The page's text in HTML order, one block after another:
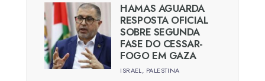
HAMAS AGUARDA
RESPOSTA OFICIAL
SOBRE SEGUNDA
FASE DO CESSAR-
FOGO EM GAZA
ISRAEL, PALESTINA